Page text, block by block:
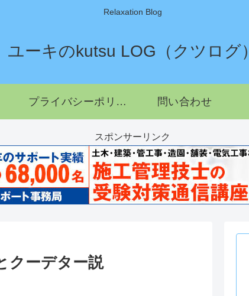
Relaxation Blog
ユーキのkutsu LOG（クツログ）
プライバシーポリシー 問い合わせ
スポンサーリンク
クーデター説